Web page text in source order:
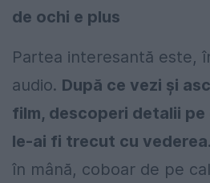
de ochi e plus
Partea interesantă este,
audio. După ce vezi și
film, descoperi detalii
le-ai fi trecut cu vederea
în mână, coboar de pe